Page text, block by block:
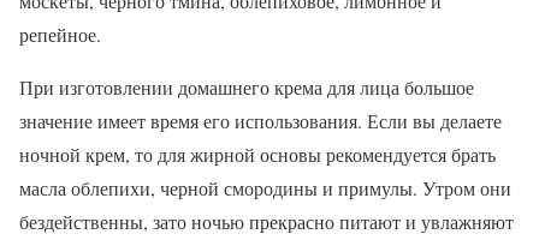
репейное.
При изготовлении домашнего крема для лица большое
значение имеет время его использования. Если вы делаете
ночной крем, то для жирной основы рекомендуется брать
масла облепихи, черной смородины и примулы. Утром они
бездейственны, зато ночью прекрасно питают и увлажняют